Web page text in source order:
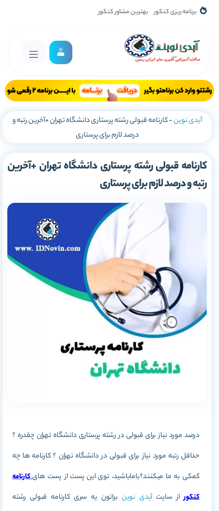
برنامه ریزی کنکور بهترین مشاور کنکور
آیدی نوین-کارنامه قبولی رشته پرستاری دانشگاه تهران +آخرین رتبه و
درصد لازم برای پرستاری
کارنامه قبولی رشته پرستاری دانشگاه تهران +آخرین
رتبه و درصد لازم برای پرستاری
درصد مورد نیاز برای قبولی در رشته پرستاری دانشگاه تهران چقدره ؟
حداقل رتبه مورد نیاز برای قبولی در دانشگاه تهران ؟ کارنامه ها چه
کمکی به ما میکنند؟باماباشید، توی این پست از پست هایکارنامه
کنکوراز سایتآیدی نوین براتون یه سری کارنامه قبولی رشته